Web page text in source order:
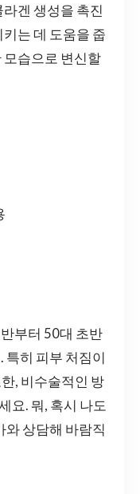
겐 생성을 촉진
는 데 도움을 줍
모습으로 변신할
부터 50대 초반
특히 피부 처짐이
, 비수술적인 방
요. 뭐, 혹시 나도
와 상담해 바람직